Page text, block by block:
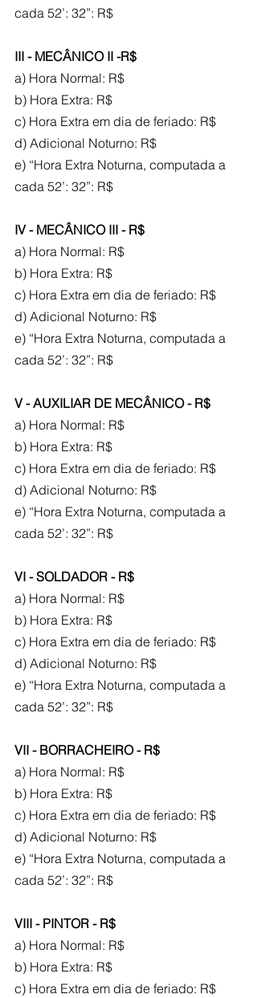
cada 52’: 32”: R$
III - MECÂNICO II -R$
a) Hora Normal: R$
b) Hora Extra: R$
c) Hora Extra em dia de feriado: R$
d) Adicional Noturno: R$
e) “Hora Extra Noturna, computada a
cada 52’: 32”: R$
IV - MECÂNICO III - R$
a) Hora Normal: R$
b) Hora Extra: R$
c) Hora Extra em dia de feriado: R$
d) Adicional Noturno: R$
e) “Hora Extra Noturna, computada a
cada 52’: 32”: R$
V - AUXILIAR DE MECÂNICO - R$
a) Hora Normal: R$
b) Hora Extra: R$
c) Hora Extra em dia de feriado: R$
d) Adicional Noturno: R$
e) “Hora Extra Noturna, computada a
cada 52’: 32”: R$
VI - SOLDADOR - R$
a) Hora Normal: R$
b) Hora Extra: R$
c) Hora Extra em dia de feriado: R$
d) Adicional Noturno: R$
e) “Hora Extra Noturna, computada a
cada 52’: 32”: R$
VII - BORRACHEIRO - R$
a) Hora Normal: R$
b) Hora Extra: R$
c) Hora Extra em dia de feriado: R$
d) Adicional Noturno: R$
e) “Hora Extra Noturna, computada a
cada 52’: 32”: R$
VIII - PINTOR - R$
a) Hora Normal: R$
b) Hora Extra: R$
c) Hora Extra em dia de feriado: R$